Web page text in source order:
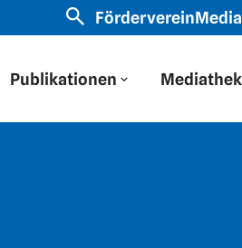
durch eine russische
Förderverein
Publikationen Mediathek